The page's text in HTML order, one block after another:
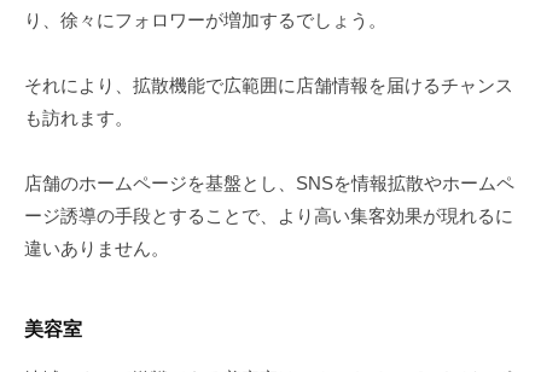
り、徐々にフォロワーが増加するでしょう。
それにより、拡散機能で広範囲に店舗情報を届けるチャンス
も訪れます。
店舗のホームページを基盤とし、SNSを情報拡散やホームペ
ージ誘導の手段とすることで、より高い集客効果が現れるに
違いありません。
美容室